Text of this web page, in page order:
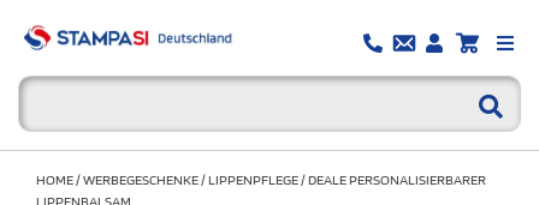
HOME/WERBEGESCHENKE/LIPPENPFLEGE/DEALE PERSONALISIERBARER
LIPPENBALSAM